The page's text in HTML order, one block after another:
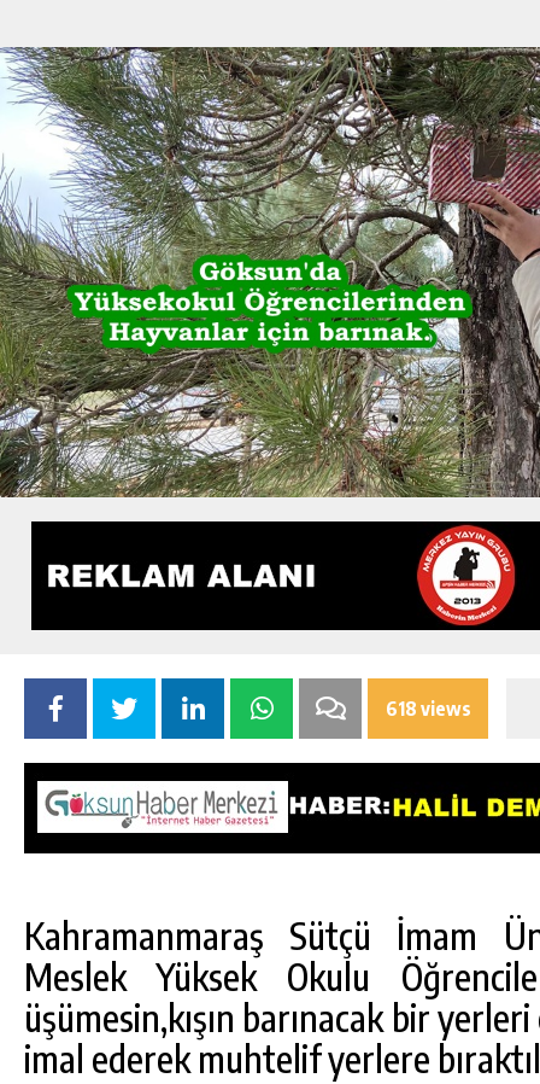
618 views
Kahramanmaraş Sütçü İmam
Meslek Yüksek Okulu
üşümesin,kışın barınacak bir
imal ederek muhtelif yerlere